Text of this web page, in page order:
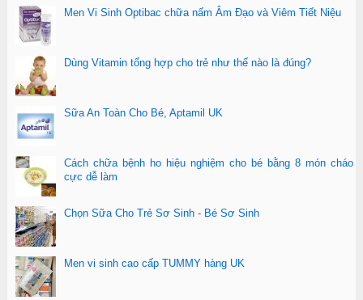
Men Vi Sinh Optibac chữa nấm Âm Đạo và Viêm Tiết Niệu
Dùng Vitamin tổng hợp cho trẻ như thế nào là đúng?
Sữa An Toàn Cho Bé, Aptamil UK
Cách chữa bệnh ho hiệu nghiệm cho bé bằng 8 món cháo
cực dễ làm
Chọn Sữa Cho Trẻ Sơ Sinh - Bé Sơ Sinh
Men vi sinh cao cấp TUMMY hàng UK